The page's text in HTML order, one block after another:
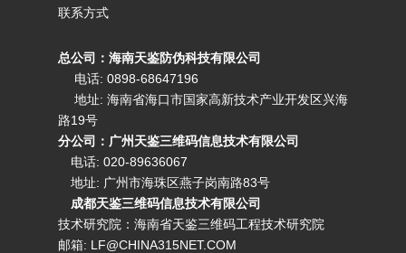
联系方式
总公司：海南天鉴防伪科技有限公司
电话: 0898-68647196
地址: 海南省海口市国家高新技术产业开发区兴海
路19号
分公司：广州天鉴三维码信息技术有限公司
电话: 020-89636067
地址: 广州市海珠区燕子岗南路83号
成都天鉴三维码信息技术有限公司
技术研究院：海南省天鉴三维码工程技术研究院
邮箱: LF@CHINA315NET.COM